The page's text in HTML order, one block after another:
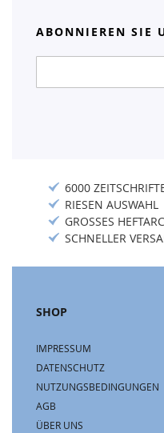
ABONNIEREN SIE
Newsletter:
6000
RIESEN AUSWAHL
GROSSES
SCHNELLER
SHOP
IMPRESSUM
DATENSCHUTZ
NUTZUNGSBEDINGUNGEN
AGB
ÜBER UNS